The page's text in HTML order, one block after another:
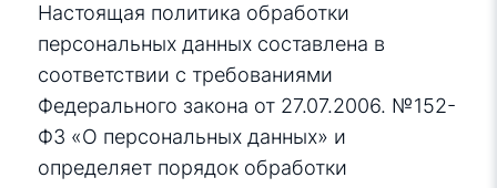
Настоящая политика обработки
персональных данных составлена в
соответствии с требованиями
Федерального закона от 27.07.2006. №152-
ФЗ «О персональных данных» и
определяет порядок обработки